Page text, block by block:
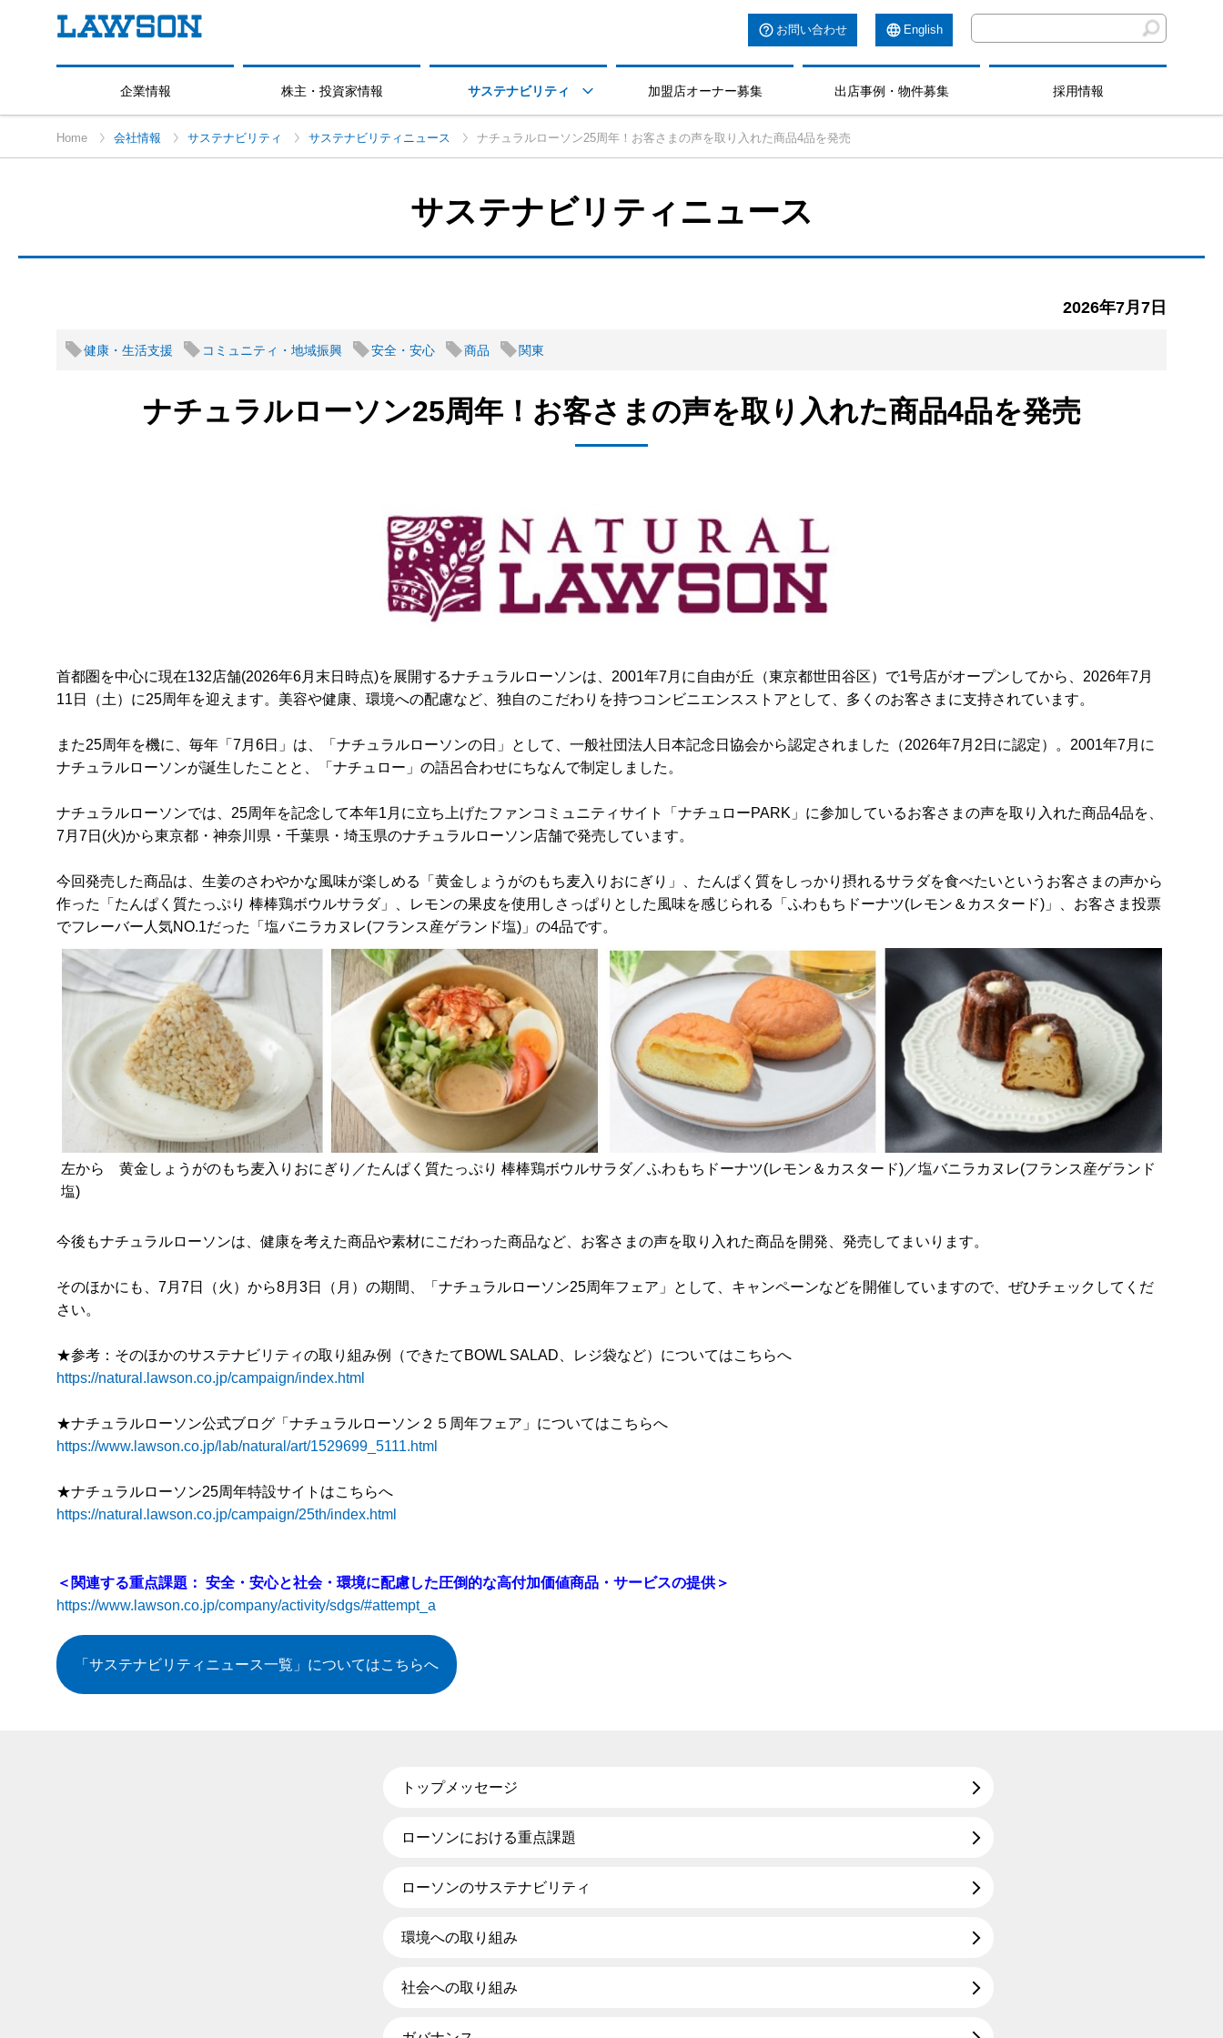
お問い合わせ English
企業情報 株主・投資家情報 サステナビリティ  加盟店オーナー募集 出店事例・物件募集 採用情報
Home 会社情報 サステナビリティ サステナビリティニュース ナチュラルローソン25周年！お客さまの声を取り入れた商品4品を発売
サステナビリティニュース
2026年7月7日
健康・生活支援 コミュニティ・地域振興 安全・安心 商品 関東
ナチュラルローソン25周年！お客さまの声を取り入れた商品4品を発売
首都圏を中心に現在132店舗(2026年6月末日時点)を展開するナチュラルローソンは、2001年7月に自由が丘（東京都世田谷区）で1号店がオープンしてから、2026年7月
11日（土）に25周年を迎えます。美容や健康、環境への配慮など、独自のこだわりを持つコンビニエンスストアとして、多くのお客さまに支持されています。
また25周年を機に、毎年「7月6日」は、「ナチュラルローソンの日」として、一般社団法人日本記念日協会から認定されました（2026年7月2日に認定）。2001年7月に
ナチュラルローソンが誕生したことと、「ナチュロー」の語呂合わせにちなんで制定しました。
ナチュラルローソンでは、25周年を記念して本年1月に立ち上げたファンコミュニティサイト「ナチュローPARK」に参加しているお客さまの声を取り入れた商品4品を、
7月7日(火)から東京都・神奈川県・千葉県・埼玉県のナチュラルローソン店舗で発売しています。
今回発売した商品は、生姜のさわやかな風味が楽しめる「黄金しょうがのもち麦入りおにぎり」、たんぱく質をしっかり摂れるサラダを食べたいというお客さまの声から
作った「たんぱく質たっぷり 棒棒鶏ボウルサラダ」、レモンの果皮を使用しさっぱりとした風味を感じられる「ふわもちドーナツ(レモン＆カスタード)」、お客さま投票
でフレーバー人気NO.1だった「塩バニラカヌレ(フランス産ゲランド塩)」の4品です。
左から 黄金しょうがのもち麦入りおにぎり／たんぱく質たっぷり 棒棒鶏ボウルサラダ／ふわもちドーナツ(レモン＆カスタード)／塩バニラカヌレ(フランス産ゲランド
塩)
今後もナチュラルローソンは、健康を考えた商品や素材にこだわった商品など、お客さまの声を取り入れた商品を開発、発売してまいります。
そのほかにも、7月7日（火）から8月3日（月）の期間、「ナチュラルローソン25周年フェア」として、キャンペーンなどを開催していますので、ぜひチェックしてくだ
さい。
★参考：そのほかのサステナビリティの取り組み例（できたてBOWL SALAD、レジ袋など）についてはこちらへ
https://natural.lawson.co.jp/campaign/index.html
★ナチュラルローソン公式ブログ「ナチュラルローソン２５周年フェア」についてはこちらへ
https://www.lawson.co.jp/lab/natural/art/1529699_5111.html
★ナチュラルローソン25周年特設サイトはこちらへ
https://natural.lawson.co.jp/campaign/25th/index.html
＜関連する重点課題： 安全・安心と社会・環境に配慮した圧倒的な高付加価値商品・サービスの提供＞
https://www.lawson.co.jp/company/activity/sdgs/#attempt_a
「サステナビリティニュース一覧」 についてはこちらへ
トップメッセージ
ローソンにおける重点課題
ローソンのサステナビリティ
環境への取り組み
社会への取り組み